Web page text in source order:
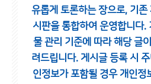
유롭게 토론하는 장으로, 기존
시판을 통합하여 운영합니다.
물 관리 기준에 따라 해당 글
려드립니다. 게시글 등록 시
인정보가 포함될 경우 개인정